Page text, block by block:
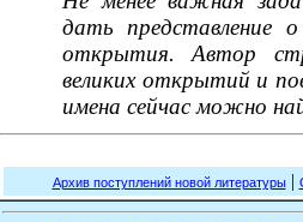
дать представление
открытия. Автор
великих открытий и
имена сейчас можно
Архив поступлений новой литературы|